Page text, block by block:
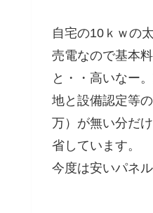
自宅の10ｋｗの
売電なので基本
と・・高いなー
地と設備認定等
万）が無い分だ
省しています。
今度は安いパネ